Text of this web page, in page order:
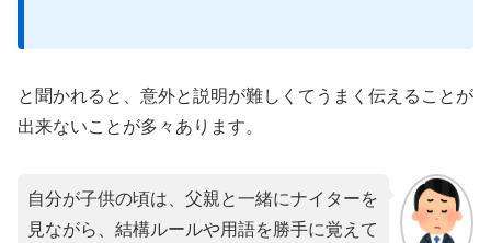
と聞かれると、意外と説明が難しくてうまく伝えることが
出来ないことが多々あります。
自分が子供の頃は、父親と一緒にナイターを
見ながら、結構ルールや用語を勝手に覚えて